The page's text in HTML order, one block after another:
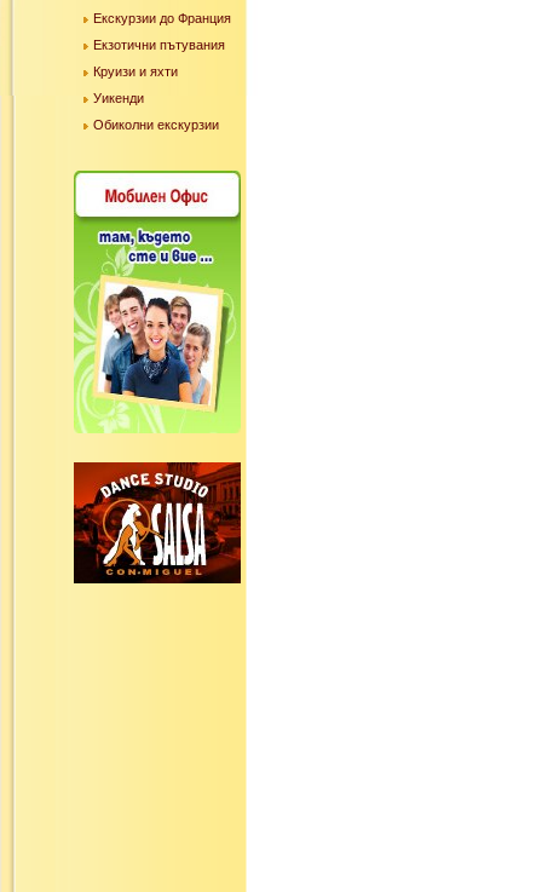
Екскурзии до Франция
Екзотични пътувания
Круизи и яхти
Уикенди
Обиколни екскурзии